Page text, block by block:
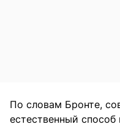
По словам Бронте,
естественный